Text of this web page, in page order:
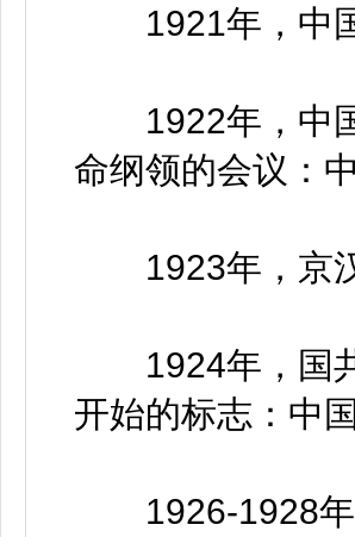
1921年，中
1922年，中国
命纲领的会议：
1923年，京汉
1924年，国共
开始的标志：中
1926-1928年